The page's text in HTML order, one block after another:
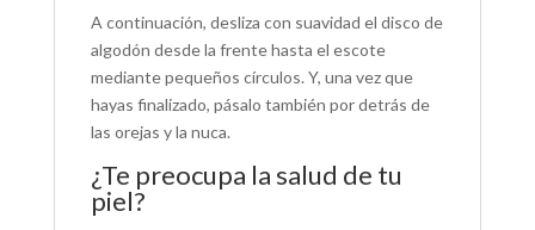
A continuación, desliza con suavidad el disco de
algodón desde la frente hasta el escote
mediante pequeños círculos. Y, una vez que
hayas finalizado, pásalo también por detrás de
las orejas y la nuca.
¿Te preocupa la salud de tu
piel?